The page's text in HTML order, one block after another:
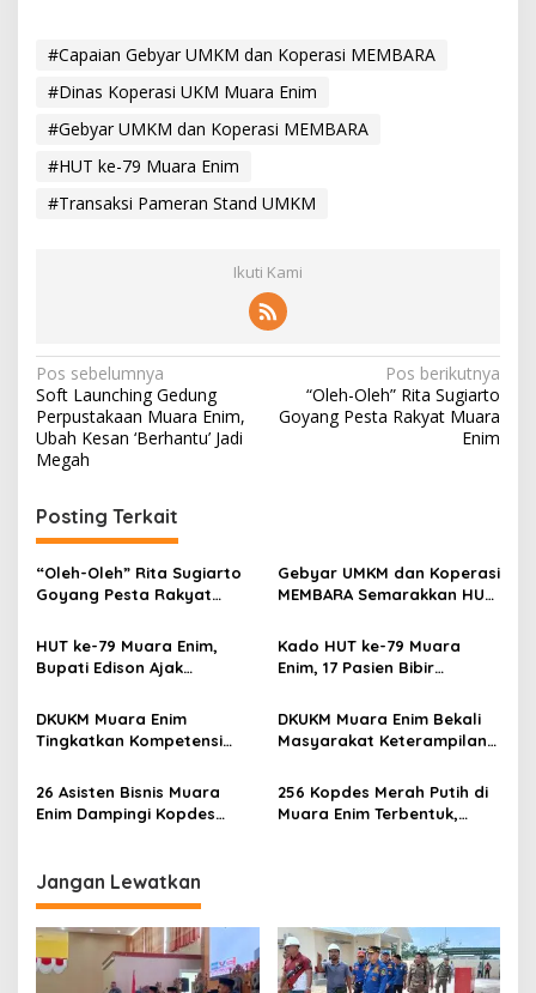
#Capaian Gebyar UMKM dan Koperasi MEMBARA
#Dinas Koperasi UKM Muara Enim
#Gebyar UMKM dan Koperasi MEMBARA
#HUT ke-79 Muara Enim
#Transaksi Pameran Stand UMKM
Ikuti Kami
N
a
v
i
g
a
s
i
p
o
s
Pos sebelumnya
Soft Launching Gedung
Perpustakaan Muara Enim,
Ubah Kesan ‘Berhantu’ Jadi
Megah
Pos berikutnya
“Oleh-Oleh” Rita Sugiarto
Goyang Pesta Rakyat Muara
Enim
Posting Terkait
“Oleh-Oleh” Rita Sugiarto
Goyang Pesta Rakyat
Gebyar UMKM dan Koperasi
MEMBARA Semarakkan HUT
HUT ke-79 Muara Enim,
Bupati Edison Ajak
Sekundang Wujudkan
MEMBARA
Kado HUT ke-79 Muara
Enim, 17 Pasien Bibir
Gratis
DKUKM Muara Enim
Tingkatkan Kompetensi
DKUKM Muara Enim Bekali
Masyarakat Keterampilan
Rias
26 Asisten Bisnis Muara
Enim Dampingi Kopdes
256 Kopdes Merah Putih di
Muara Enim Terbentuk,
Jangan Lewatkan